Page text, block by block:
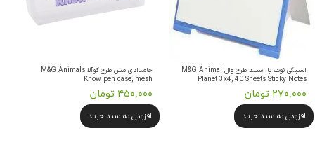
استیکی نوت با استند طرح وال M&G Animal
Planet 3x4, 40 Sheets Sticky Notes
۲۷۰,۰۰۰ تومان
افزودن به سبد خرید
جامدادی مش طرح کوآلا M&G Animals
Know pen case, mesh
۴۵۰,۰۰۰ تومان
افزودن به سبد خرید